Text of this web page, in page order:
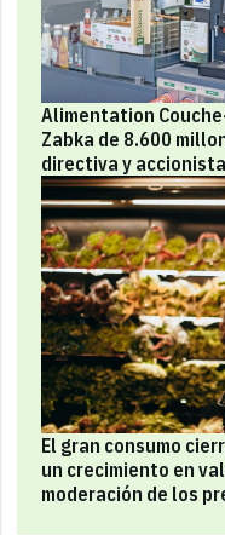
Alimentation
Zabka de 8.600
directiva y
El gran consumo
un crecimiento en
moderación de los